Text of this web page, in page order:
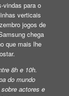
vindas para o
verticais
jogos de
chega
que mais lhe
8h e 10h.
do mundo
actores e